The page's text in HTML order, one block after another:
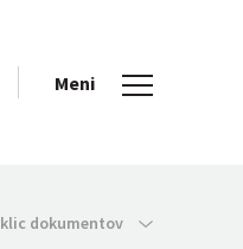
Meni
dokumentov